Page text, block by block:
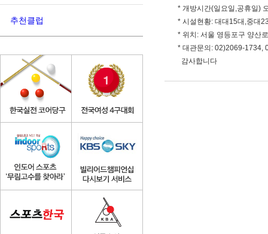
추천클럽
* 개방시간(일요일,공휴일)
* 시설현황: 대대15대,중대
* 위치: 서울 영등포구 양산
* 대관문의: 02)2069-1734,
감사합니다